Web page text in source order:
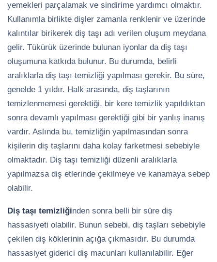
yemekleri parçalamak ve sindirime yardımcı olmaktır.
Kullanımla birlikte dişler zamanla renklenir ve üzerinde
kalıntılar birikerek diş taşı adı verilen oluşum meydana
gelir. Tükürük üzerinde bulunan iyonlar da diş taşı
oluşumuna katkıda bulunur. Bu durumda, belirli
aralıklarla diş taşı temizliği yapılması gerekir. Bu süre,
genelde 1 yıldır. Halk arasında, diş taşlarının
temizlenmemesi gerektiği, bir kere temizlik yapıldıktan
sonra devamlı yapılması gerektiği gibi bir yanlış inanış
vardır. Aslında bu, temizliğin yapılmasından sonra
kişilerin diş taşlarını daha kolay farketmesi sebebiyle
olmaktadır. Diş taşı temizliği düzenli aralıklarla
yapılmazsa diş etlerinde çekilmeye ve kanamaya sebep
olabilir.
Diş taşı temizliğinden sonra belli bir süre diş
hassasiyeti olabilir. Bunun sebebi, diş taşları sebebiyle
çekilen diş köklerinin açığa çıkmasıdır. Bu durumda
hassasiyet giderici diş macunları kullanılabilir. Eğer